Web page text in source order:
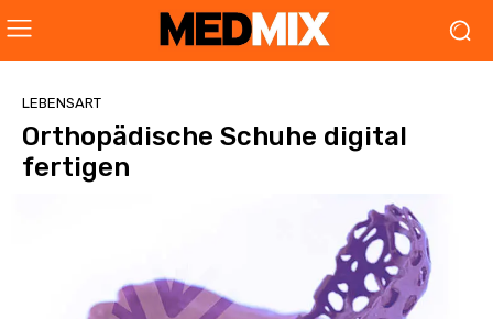
LEBENSART
Orthopädische Schuhe digital
fertigen